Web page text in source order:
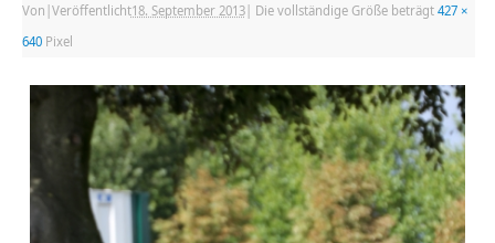
Von Veröffentlicht18. September 2013| Die vollständige Größe beträgt 427 ×
640Pixel